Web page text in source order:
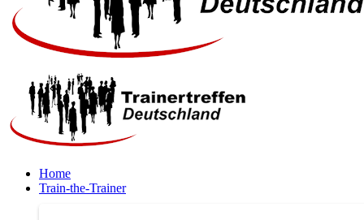
Home
Train-the-Trainer